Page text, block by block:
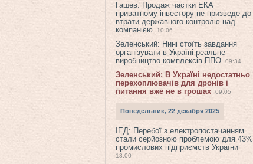
Гашев: Продаж частки ЕКА
приватному інвестору не призведе до
втрати державного контролю над
компанією
10:06
Зеленський: Нині стоїть завдання
організувати в Україні реальне
виробництво комплексів ППО
09:34
Зеленський: В Україні недостатньо
перехоплювачів для дронів і
питання вже не в грошах
09:05
Понедельник, 22 декабря 2025
ІЕД: Перебої з електропостачанням
стали серйозною проблемою для 43%
промислових підприємств України
18:00